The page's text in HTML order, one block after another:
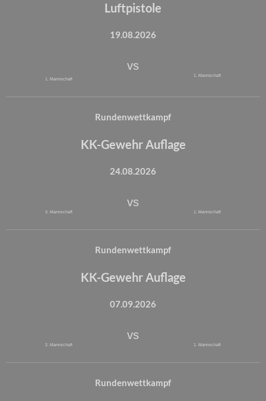
Luftpistole
19.08.2026
1. Mannschaft
vs
1. Mannschaft
Rundenwettkampf
KK-Gewehr Auflage
24.08.2026
3. Mannschaft
vs
1. Mannschaft
Rundenwettkampf
KK-Gewehr Auflage
07.09.2026
2. Mannschaft
vs
1. Mannschaft
Rundenwettkampf